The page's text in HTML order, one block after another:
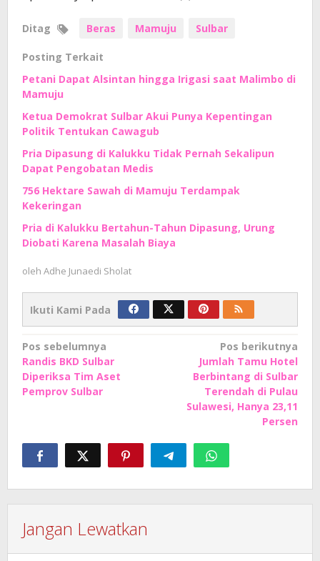
Ditag Beras Mamuju Sulbar
Posting Terkait
Petani Dapat Alsintan hingga Irigasi saat Malimbo di
Mamuju
Ketua Demokrat Sulbar Akui Punya Kepentingan
Politik Tentukan Cawagub
Pria Dipasung di Kalukku Tidak Pernah Sekalipun
Dapat Pengobatan Medis
756 Hektare Sawah di Mamuju Terdampak
Kekeringan
Pria di Kalukku Bertahun-Tahun Dipasung, Urung
Diobati Karena Masalah Biaya
oleh Adhe Junaedi Sholat
Ikuti Kami Pada
Navigasi
pos
Pos sebelumnya
Randis BKD Sulbar
Diperiksa Tim Aset
Pemprov Sulbar
Pos berikutnya
Jumlah Tamu Hotel
Berbintang di Sulbar
Terendah di Pulau
Sulawesi, Hanya 23,11
Persen
Jangan Lewatkan